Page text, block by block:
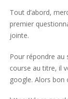
Tout d’abord,
premier
jointe.
Pour répondre au
course au titre, il
google. Alors bon